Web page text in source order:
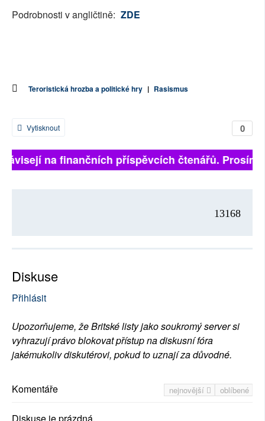
Podrobnosti v angličtině: ZDE
Teroristická hrozba a politické hry | Rasismus
0
Vytisknout
na finančních příspěvcích čtenářů.
13168
Diskuse
Přihlásit
Upozorňujeme, že Britské listy jako soukromý server si
vyhrazují právo blokovat přístup na diskusní fóra
jakémukoliv diskutérovi, pokud to uznají za důvodné.
nejnovější oblíbené
Komentáře